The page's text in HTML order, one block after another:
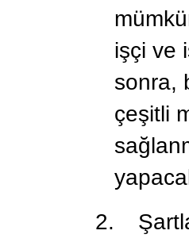
işçi ve
sonra,
çeşitli
2.